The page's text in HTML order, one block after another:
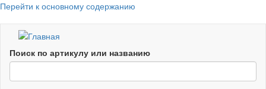
Перейти к основному содержанию
Поиск по артикулу или названию